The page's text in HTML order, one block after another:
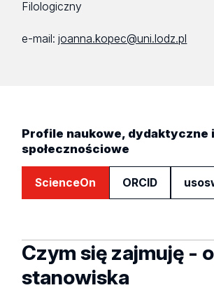
Filologiczny
e-mail:joanna.kopec@uni.lodz.pl
Profile naukowe, dydaktyczne i
społecznościowe
ScienceOn ORCID
Czym się zajmuję -
stanowiska